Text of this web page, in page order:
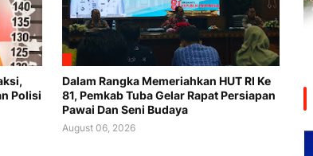
Polisi
Dalam Rangka Memeriahkan HUT RI Ke
81, Pemkab Tuba Gelar Rapat Persiapan
Pawai Dan Seni Budaya
August 06, 2026